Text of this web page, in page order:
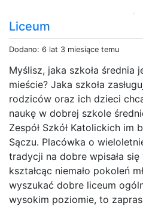
Liceum
Dodano: 6 lat 3 miesiące temu
Myślisz, jaka szkoła średnia
mieście? Jaka szkoła
rodziców oraz ich dzieci
naukę w dobrej szkole
Zespół Szkół Katolickich im
Sączu. Placówka o
tradycji na dobre wpisała
kształcąc niemało pokoleń
wyszukać dobre liceum
wysokim poziomie, to